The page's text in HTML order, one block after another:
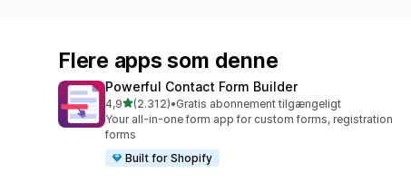
Flere apps som denne
Powerful Contact Form Builder
4,9ud af 5 stjerner
(2.312)
2312 anmeldelser i alt
•Gratis abonnement tilgængeligt
Your all-in-one form app for custom forms, registration
forms
Built for Shopify